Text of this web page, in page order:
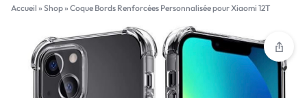
Accueil » Shop» Coque Bords Renforcées Personnalisée pour Xiaomi 12T